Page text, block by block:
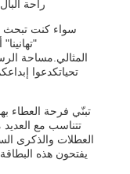
راحة
سواء كنت تبحث
المثالي.مساحة
تحياتكدعوا
تبنّي فرحة العطاء
تتناسب مع العديد
العطلات والذكرى
يفتحون هذه